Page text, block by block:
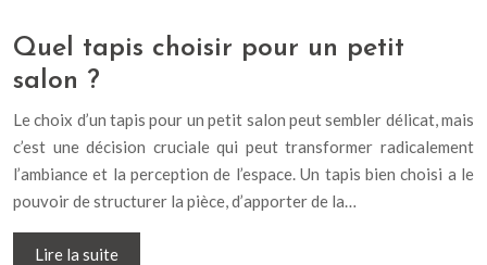
Quel tapis choisir pour un petit
salon ?
Le choix d’un tapis pour un petit salon peut sembler délicat, mais
c’est une décision cruciale qui peut transformer radicalement
l’ambiance et la perception de l’espace. Un tapis bien choisi a le
pouvoir de structurer la pièce, d’apporter de la…
Lire la suite